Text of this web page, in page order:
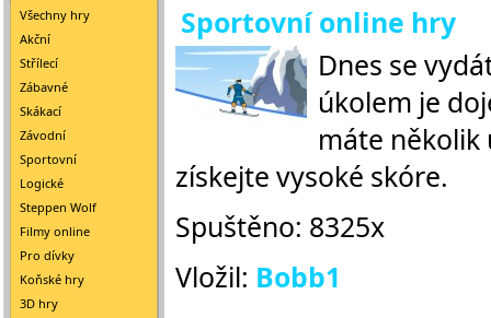
Všechny hry
Akční
Střílecí
Zábavné
Skákací
Závodní
Sportovní
Logické
Steppen Wolf
Filmy online
Pro dívky
Koňské hry
3D hry
Sportovní online hry
Dnes se
úkolem je
máte několik
získejte vysoké skóre.
Spuštěno: 8325x
Vložil: Bobb1